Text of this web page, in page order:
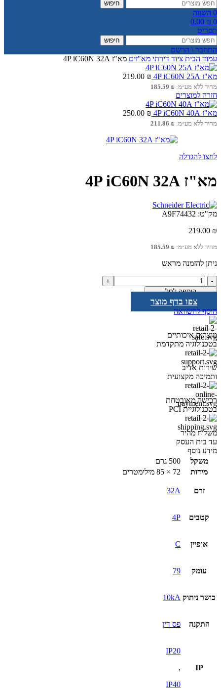
חיפוש
0 השווה
0
0.00 ₪
תפריט
חיפוש
התחבר \ הרשם
עמוד הבית ציוד דירתי מא"זים מא"ז 4P iC60N 32A
מא"ז 4P iC60N 25A 219.00 ₪
מחיר ללא מע״מ: 185.59 ₪
חזרה למוצרים
מא"ז 4P iC60N 40A 250.00 ₪
מחיר ללא מע״מ: 211.86 ₪
לחצו להגדלה
מא"ז 4P iC60N 32A
מק"ט: A9F74432
219.00 ₪
מחיר ללא מע״מ: 185.59 ₪
ניתן להזמנה מראש
כמות
של
מא"ז
iC60N
32A
הוספה לסל
צפו בדף מוצר
הוסף להשוואה
מוצרים איכותיים
בטכנולוגיה מתקדמת
שירות אדיב
ותמיכה מקצועית
רכישה מאובטחת
בטכנולוגיית PCI
משלוח מהיר
עד בית העסק
מידע נוסף
משקל
500 גרם
מידות
72 × 85 מילימטרים
זרם 32A
קטבים 4P
אופיין C
עומק 79
כושר ניתוק 10kA
התקנה פס דין
IP
IP20
,
IP40